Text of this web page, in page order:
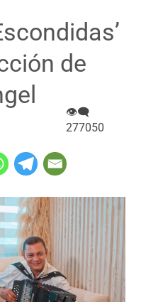
de
👁‍🗨
277050